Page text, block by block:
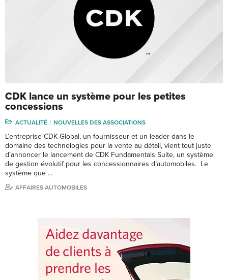
CDK lance un système pour les petites
concessions
ACTUALITÉ NOUVELLES DES ASSOCIATIONS
L’entreprise CDK Global, un fournisseur et un leader dans le
domaine des technologies pour la vente au détail, vient tout juste
d’annoncer le lancement de CDK Fundamentals Suite, un système
de gestion évolutif pour les concessionnaires d’automobiles. Le
système que …
AFFAIRES AUTOMOBILES